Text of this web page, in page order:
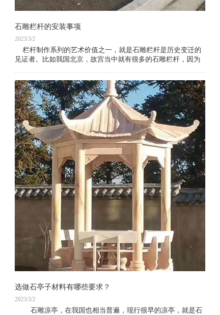
石雕栏杆的安装事项
2023/3/2
栏杆制作系列的艺术价值之一，就是石雕栏杆是历史变迁的
见证者。比如我国北京，故宫当中就有很多的石雕栏杆，因为
选做石亭子材料有哪些要求？
2023/3/2
石雕凉亭，在我国也相当普遍，现行很早的凉亭，就是石